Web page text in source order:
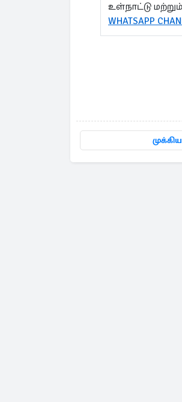
உள்நாட்டு
WHATSAPP